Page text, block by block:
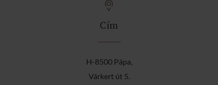
Cím
H-8500 Pápa,
Várkert út 5.